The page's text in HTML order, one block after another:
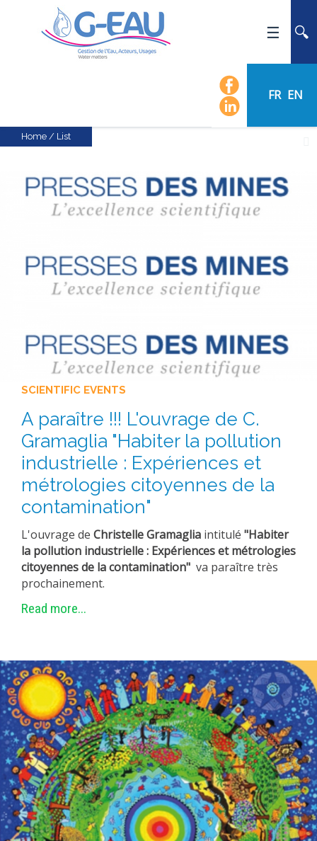
FR EN
NEWS
CALENDAR OF EVENTS
FLOW CHART
TEAMS
RECRUITMENT
EXPERIMENTAL PLATFORMS
GEOGRAPHIC LOCATIONS
UMR NETWORKS
REGULAR SEMINARS
TRAINING COURSES
MASTER
ENGINEERING
EDUCATION AND TRAINING
DOCTORAL TRAINING
THESES IN PROGRESS
MOOC
SOFTWARE
PUBLICATIONS SUR HAL
HDR
THESES
WORKING PAPERS
THEMATIC NOTES
FOR THE PUBLIC
Home / List
SCIENTIFIC EVENTS
A paraître !!! L'ouvrage de C.
Gramaglia "Habiter la pollution
industrielle : Expériences et
métrologies citoyennes de la
contamination"
L'ouvrage de Christelle Gramaglia intitulé "Habiter
la pollution industrielle : Expériences et métrologies
citoyennes de la contamination" va paraître très
prochainement.
Read more...